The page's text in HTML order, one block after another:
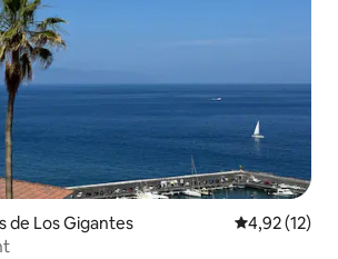
de Los Gigantes Prosječna
4,92 (12)